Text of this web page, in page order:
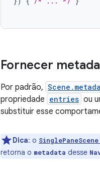
Fornecer
Por padrão,
propriedade entries ou
substituir esse
Dica: o SinglePaneScene
retorna o metadata desse